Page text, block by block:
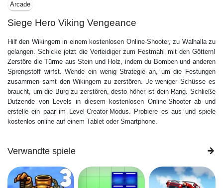
Arcade
Siege Hero Viking Vengeance
Hilf den Wikingern in einem kostenlosen Online-Shooter, zu Walhalla zu
gelangen. Schicke jetzt die Verteidiger zum Festmahl mit den Göttern!
Zerstöre die Türme aus Stein und Holz, indem du Bomben und anderen
Sprengstoff wirfst. Wende ein wenig Strategie an, um die Festungen
zusammen samt den Wikingern zu zerstören. Je weniger Schüsse es
braucht, um die Burg zu zerstören, desto höher ist dein Rang. Schließe
Dutzende von Levels in diesem kostenlosen Online-Shooter ab und
erstelle ein paar im Level-Creator-Modus. Probiere es aus und spiele
kostenlos online auf einem Tablet oder Smartphone.
Verwandte spiele